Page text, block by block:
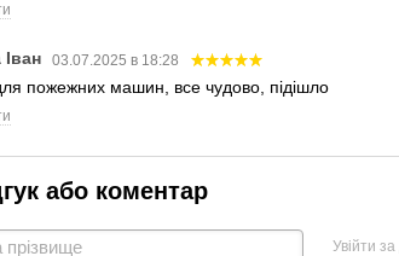
03.07.2025 в 18:28
пожежних машин, все чудово, підішло
або коментар
Увійти